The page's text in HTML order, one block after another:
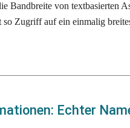
Bandbreite von textbasierten
so Zugriff auf ein einmalig
Echter